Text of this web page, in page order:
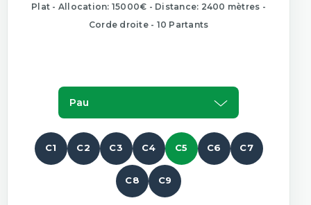
Plat - Allocation: 15000€ - Distance: 2400 mètres -
Corde droite - 10 Partants
Pau
C1 C2 C3 C4 C5 C6 C7
C8 C9